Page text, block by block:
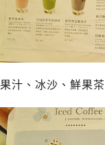
果汁、冰沙、鮮果茶